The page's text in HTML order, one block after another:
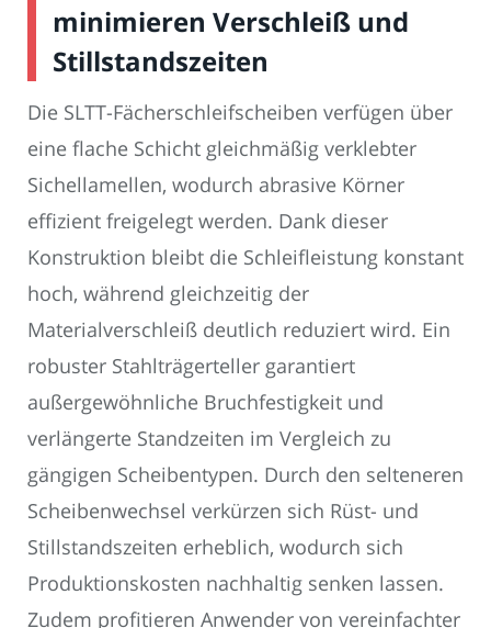
minimieren Verschleiß und
Stillstandszeiten
Die SLTT-Fächerschleifscheiben verfügen über
eine flache Schicht gleichmäßig verklebter
Sichellamellen, wodurch abrasive Körner
effizient freigelegt werden. Dank dieser
Konstruktion bleibt die Schleifleistung konstant
hoch, während gleichzeitig der
Materialverschleiß deutlich reduziert wird. Ein
robuster Stahlträgerteller garantiert
außergewöhnliche Bruchfestigkeit und
verlängerte Standzeiten im Vergleich zu
gängigen Scheibentypen. Durch den selteneren
Scheibenwechsel verkürzen sich Rüst- und
Stillstandszeiten erheblich, wodurch sich
Produktionskosten nachhaltig senken lassen.
Zudem profitieren Anwender von vereinfachter